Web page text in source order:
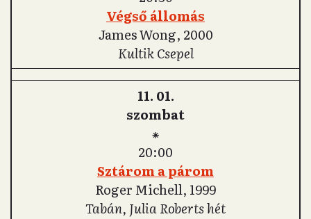
Végső állomás
James Wong, 2000
Kultik Csepel
11. 01.
szombat
⁕
20:00
Sztárom a párom
Roger Michell, 1999
Tabán, Julia Roberts hét